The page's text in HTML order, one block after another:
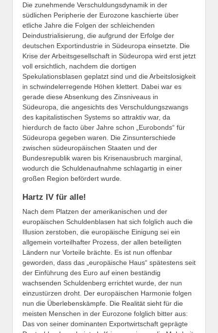
Die zunehmende Verschuldungsdynamik in der
südlichen Peripherie der Eurozone kaschierte über
etliche Jahre die Folgen der schleichenden
Deindustrialisierung, die aufgrund der Erfolge der
deutschen Exportindustrie in Südeuropa einsetzte. Die
Krise der Arbeitsgesellschaft in Südeuropa wird erst jetzt
voll ersichtlich, nachdem die dortigen
Spekulationsblasen geplatzt sind und die Arbeitslosigkeit
in schwindelerregende Höhen klettert. Dabei war es
gerade diese Absenkung des Zinsniveaus in
Südeuropa, die angesichts des Verschuldungszwangs
des kapitalistischen Systems so attraktiv war, da
hierdurch de facto über Jahre schon „Eurobonds“ für
Südeuropa gegeben waren. Die Zinsunterschiede
zwischen südeuropäischen Staaten und der
Bundesrepublik waren bis Krisenausbruch marginal,
wodurch die Schuldenaufnahme schlagartig in einer
großen Region befördert wurde.
Hartz IV für alle!
Nach dem Platzen der amerikanischen und der
europäischen Schuldenblasen hat sich folglich auch die
Illusion zerstoben, die europäische Einigung sei ein
allgemein vorteilhafter Prozess, der allen beteiligten
Ländern nur Vorteile brächte. Es ist nun offenbar
geworden, dass das „europäische Haus“ spätestens seit
der Einführung des Euro auf einen beständig
wachsenden Schuldenberg errichtet wurde, der nun
einzustürzen droht. Der europäischen Harmonie folgen
nun die Überlebenskämpfe. Die Realität sieht für die
meisten Menschen in der Eurozone folglich bitter aus:
Das von seiner dominanten Exportwirtschaft geprägte